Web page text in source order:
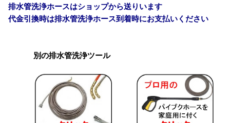
排水管洗浄ホースはショップから送りいます
代金引換時は排水管洗浄ホース到着時にお支払いください
別の排水管洗浄ツール